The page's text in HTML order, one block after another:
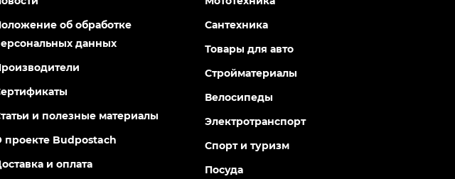
об обработке
данных
и полезные материалы
проекте Budpostach
и оплата
Сантехника
Товары для авто
Стройматериалы
Велосипеды
Электротранспорт
Спорт и туризм
Посуда